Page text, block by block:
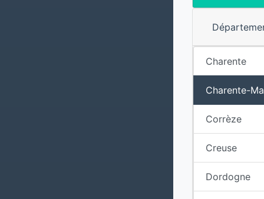
Charente
Charente-
Corrèze
Creuse
Dordogne